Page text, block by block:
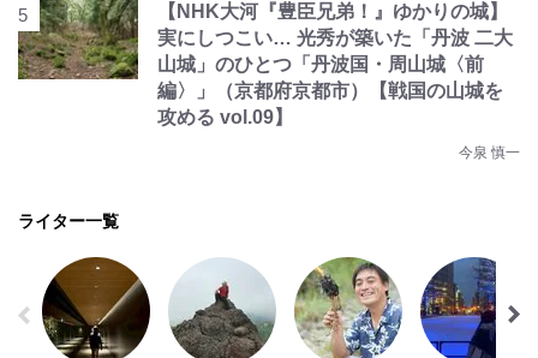
【NHK大河『豊臣兄弟！』ゆかりの城】
実にしつこい… 光秀が築いた「丹波 二大
山城」のひとつ「丹波国・周山城〈前
編〉」（京都府京都市）【戦国の山城を
攻める vol.09】
今泉 慎一
ライター一覧